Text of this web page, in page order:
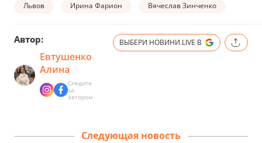
Львов Ирина Фарион Вячеслав Зинченко
Автор:
Евтушенко
Алина
Следите
за
автором
ВЫБЕРИ НОВИНИ.LIVE В
Следующая новость